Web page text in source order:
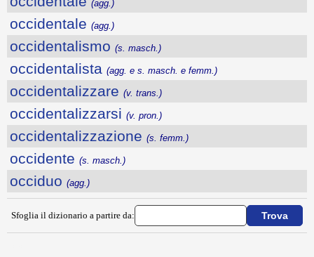
(agg.)
occidentale (agg.)
occidentalismo (s. masch.)
occidentalista (agg. e s. masch. e femm.)
occidentalizzare (v. trans.)
occidentalizzarsi (v. pron.)
occidentalizzazione (s. femm.)
occidente (s. masch.)
occiduo (agg.)
Sfoglia il dizionario a partire da: